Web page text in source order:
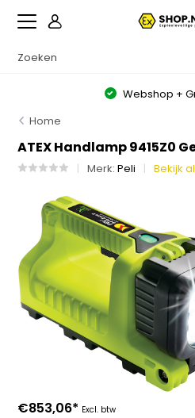
Ook ATEX
Home
ATEX Handlamp 9415Z0
Merk:Peli Bekijk
€853,06* Excl. btw